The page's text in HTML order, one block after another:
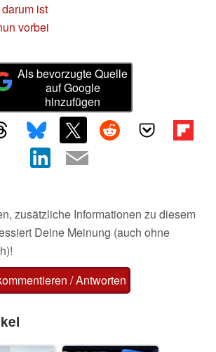
ist
vorbei
Als bevorzugte Quelle
auf Google
hinzufügen
zusätzliche Informationen zu diesem
Deine Meinung (auch ohne
/ Antworten